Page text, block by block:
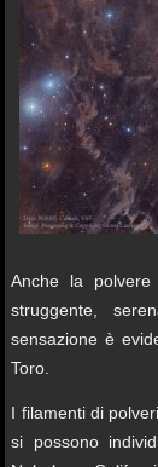
Anche la
struggente,
sensazione è
Toro.
I filamenti di
si possono